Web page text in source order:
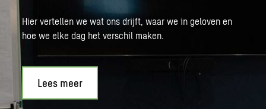
Hier vertellen we wat ons drijft, waar we in geloven en
hoe we elke dag het verschil maken.
Lees meer